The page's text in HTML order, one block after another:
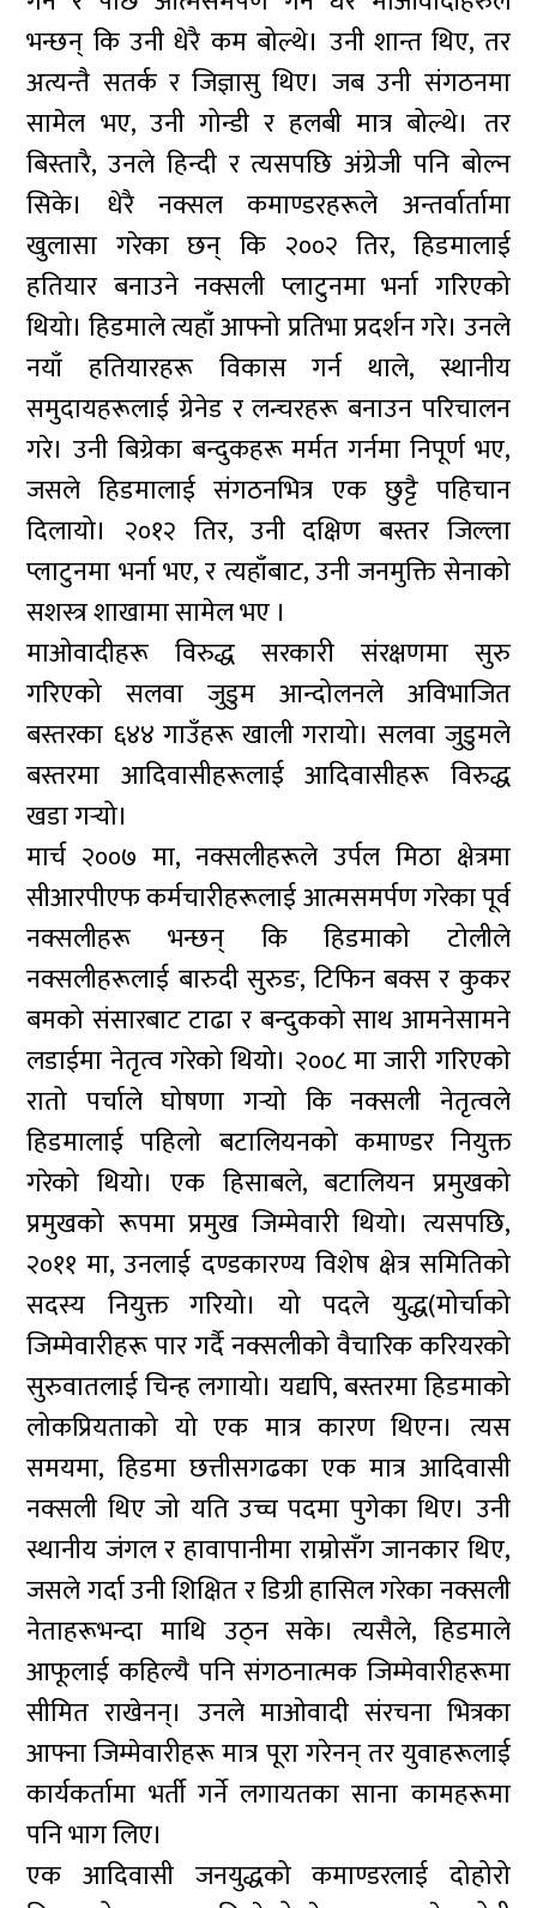
भन्छन् कि उनी धेरै कम बोल्थे। उनी शान्त थिए, तर
अत्यन्तै सतर्क र जिज्ञासु थिए। जब ​​उनी संगठनमा
सामेल भए, उनी गोन्डी र हलबी मात्र बोल्थे। तर
बिस्तारै, उनले हिन्दी र त्यसपछि अंग्रेजी पनि बोल्न
सिके। धेरै नक्सल कमाण्डरहरूले अन्तर्वार्तामा
खुलासा गरेका छन् कि २००२ तिर, हिडमालाई
हतियार बनाउने नक्सली प्लाटुनमा भर्ना गरिएको
थियो। हिडमाले त्यहाँ आफ्नो प्रतिभा प्रदर्शन गरे। उनले
नयाँ हतियारहरू विकास गर्न थाले, स्थानीय
समुदायहरूलाई ग्रेनेड र लन्चरहरू बनाउन परिचालन
गरे। उनी बिग्रेका बन्दुकहरू मर्मत गर्नमा निपूर्ण भए,
जसले हिडमालाई संगठनभित्र एक छुट्टै पहिचान
दिलायो। २०१२ तिर, उनी दक्षिण बस्तर जिल्ला
प्लाटुनमा भर्ना भए, र त्यहाँबाट, उनी जनमुक्ति सेनाको
सशस्त्र शाखामा सामेल भए ।
माओवादीहरू विरुद्ध सरकारी संरक्षणमा सुरु
गरिएको सलवा जुडुम आन्दोलनले अविभाजित
बस्तरका ६४४ गाउँहरू खाली गरायो। सलवा जुडुमले
बस्तरमा आदिवासीहरूलाई आदिवासीहरू विरुद्ध
खडा गर्‍यो।
मार्च २००७ मा, नक्सलीहरूले उर्पल मिठा क्षेत्रमा
सीआरपीएफ कर्मचारीहरूलाई आत्मसमर्पण गरेका पूर्व
नक्सलीहरू भन्छन् कि हिडमाको टोलीले
नक्सलीहरूलाई बारुदी सुरुङ, टिफिन बक्स र कुकर
बमको संसारबाट टाढा र बन्दुकको साथ आमनेसामने
लडाईमा नेतृत्व गरेको थियो। २००८ मा जारी गरिएको
रातो पर्चाले घोषणा गर्‍यो कि नक्सली नेतृत्वले
हिडमालाई पहिलो बटालियनको कमाण्डर नियुक्त
गरेको थियो। एक हिसाबले, बटालियन प्रमुखको
प्रमुखको रूपमा प्रमुख जिम्मेवारी थियो। त्यसपछि,
२०११ मा, उनलाई दण्डकारण्य विशेष क्षेत्र समितिको
सदस्य नियुक्त गरियो। यो पदले युद्ध(मोर्चाको
जिम्मेवारीहरू पार गर्दै नक्सलीको वैचारिक करियरको
सुरुवातलाई चिन्ह लगायो। यद्यपि, बस्तरमा हिडमाको
लोकप्रियताको यो एक मात्र कारण थिएन। त्यस
समयमा, हिडमा छत्तीसगढका एक मात्र आदिवासी
नक्सली थिए जो यति उच्च पदमा पुगेका थिए। उनी
स्थानीय जंगल र हावापानीमा राम्रोसँग जानकार थिए,
जसले गर्दा उनी शिक्षित र डिग्री हासिल गरेका नक्सली
नेताहरूभन्दा माथि उठ्न सके। त्यसैले, हिडमाले
आफूलाई कहिल्यै पनि संगठनात्मक जिम्मेवारीहरूमा
सीमित राखेनन्। उनले माओवादी संरचना भित्रका
आफ्ना जिम्मेवारीहरू मात्र पूरा गरेनन् तर युवाहरूलाई
कार्यकर्तामा भर्ती गर्ने लगायतका साना कामहरूमा
पनि भाग लिए।
एक आदिवासी जनयुद्धको कमाण्डरलाई दोहोरो